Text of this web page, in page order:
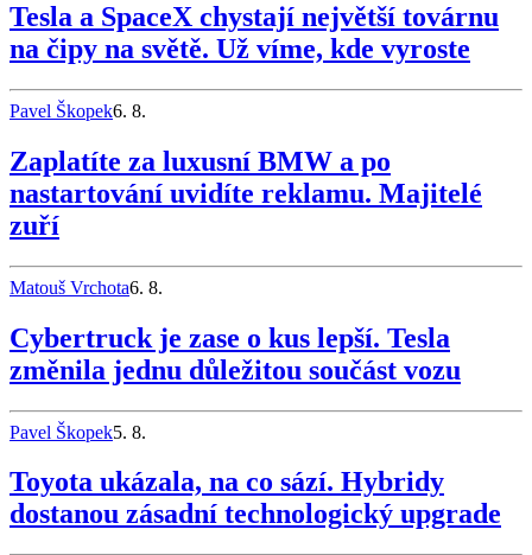
Tesla a SpaceX chystají největší továrnu
na čipy na světě. Už víme, kde vyroste
Pavel Škopek6. 8.
Zaplatíte za luxusní BMW a po
nastartování uvidíte reklamu. Majitelé
zuří
Matouš Vrchota6. 8.
Cybertruck je zase o kus lepší. Tesla
změnila jednu důležitou součást vozu
Pavel Škopek5. 8.
Toyota ukázala, na co sází. Hybridy
dostanou zásadní technologický upgrade